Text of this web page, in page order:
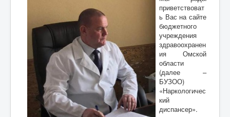
приветствоват
ь Вас на сайте
бюджетного
учреждения
здравоохранен
ия Омской
области
(далее –
БУЗОО)
«Наркологичес
кий
диспансер».